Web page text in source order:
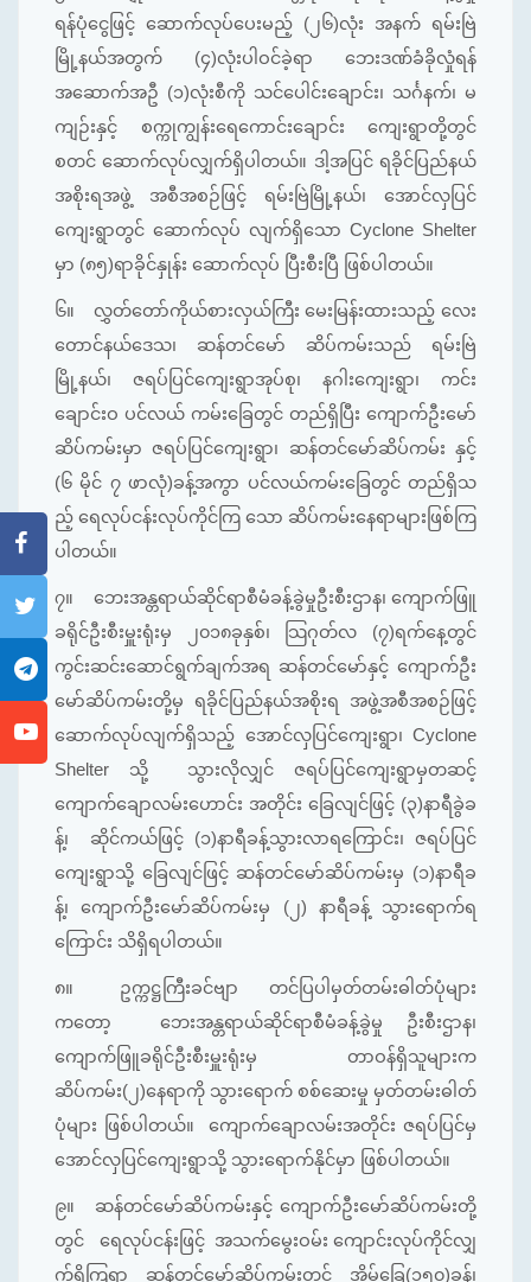
ရန်ပုံငွေဖြင့် ဆောက်လုပ်ပေးမည့် (၂၆)လုံး အနက် ရမ်းဗြဲ
မြို့နယ်အတွက် (၄)လုံးပါဝင်ခဲ့ရာ ဘေးဒဏ်ခံခိုလှုံရန်
အဆောက်အဦ (၁)လုံးစီကို သင်ပေါင်းချောင်း၊ သင်္ဂနက်၊ မ
ကျဉ်းနှင့် စက္ကုကျွန်းရေကောင်းချောင်း ကျေးရွာတို့တွင်
စတင် ဆောက်လုပ်လျှက်ရှိပါတယ်။ ဒါ့အပြင် ရခိုင်ပြည်နယ်
အစိုးရအဖွဲ့ အစီအစဉ်ဖြင့် ရမ်းဗြဲမြို့နယ်၊ အောင်လှပြင်
ကျေးရွာတွင် ဆောက်လုပ် လျက်ရှိသော Cyclone Shelter
မှာ (၈၅)ရာခိုင်နှုန်း ဆောက်လုပ် ပြီးစီးပြီ ဖြစ်ပါတယ်။
၆။
လွှတ်တော်ကိုယ်စားလှယ်ကြီး မေးမြန်းထားသည့် လေး
တောင်နယ်ဒေသ၊ ဆန်တင်မော် ဆိပ်ကမ်းသည် ရမ်းဗြဲ
မြို့နယ်၊ ဇရပ်ပြင်ကျေးရွာအုပ်စု၊ နဂါးကျေးရွာ၊ ကင်း
ချောင်းဝ ပင်လယ် ကမ်းခြေတွင် တည်ရှိပြီး ကျောက်ဦးမော်
ဆိပ်ကမ်းမှာ ဇရပ်ပြင်ကျေးရွာ၊ ဆန်တင်မော်ဆိပ်ကမ်း နှင့်
(၆ မိုင် ၇ ဖာလုံ)ခန့်အကွာ ပင်လယ်ကမ်း‌ခြေတွင် တည်ရှိသ
ည့် ရေလုပ်ငန်းလုပ်ကိုင်ကြ သော ဆိပ်ကမ်းနေရာများဖြစ်ကြ
ပါတယ်။
၇။
ဘေးအန္တရာယ်ဆိုင်ရာစီမံခန့်ခွဲမှုဦးစီးဌာန၊ ကျောက်ဖြူ
ခရိုင်ဦးစီးမှူးရုံးမှ ၂၀၁၈ခုနှစ်၊ သြဂုတ်လ (၇)ရက်နေ့တွင်
ကွင်းဆင်းဆောင်ရွက်ချက်အရ ဆန်တင်မော်နှင့် ကျောက်ဦး
မော်ဆိပ်ကမ်းတို့မှ ရခိုင်ပြည်နယ်အစိုးရ အဖွဲ့အစီအစဉ်ဖြင့်
ဆောက်လုပ်လျက်ရှိသည့် အောင်လှပြင်ကျေးရွာ၊ Cyclone
Shelter သို့ သွားလိုလျှင် ဇရပ်ပြင်ကျေးရွာမှတဆင့်
ကျောက်ချောလမ်းဟောင်း အတိုင်း ခြေလျင်ဖြင့် (၃)နာရီခွဲခ
န့်၊ ဆိုင်ကယ်ဖြင့် (၁)နာရီခန့်သွားလာရကြောင်း၊ ဇရပ်ပြင်
ကျေးရွာသို့ ခြေလျင်ဖြင့် ဆန်တင်မော်ဆိပ်ကမ်းမှ (၁)နာရီခ
န့်၊ ကျောက်ဦးမော်ဆိပ်ကမ်းမှ (၂) နာရီခန့် သွားရောက်ရ
ကြောင်း သိရှိရပါတယ်။
၈။
ဥက္ကဋ္ဌကြီးခင်ဗျာ တင်ပြပါမှတ်တမ်းဓါတ်ပုံများ
ကတော့ ဘေးအန္တရာယ်ဆိုင်ရာစီမံခန့်ခွဲမှု ဦးစီးဌာန၊
ကျောက်ဖြူခရိုင်ဦးစီးမှူးရုံးမှ တာဝန်ရှိသူများက
ဆိပ်ကမ်း(၂)နေရာကို သွားရောက် စစ်ဆေးမှု မှတ်တမ်းဓါတ်
ပုံများ ဖြစ်ပါတယ်။ ကျောက်ချောလမ်းအတိုင်း ဇရပ်ပြင်မှ
အောင်လှပြင်ကျေးရွာသို့ သွားရောက်နိုင်မှာ ဖြစ်ပါတယ်။
၉။
ဆန်တင်မော်ဆိပ်ကမ်းနှင့် ကျောက်ဦးမော်ဆိပ်ကမ်းတို့
တွင် ရေလုပ်ငန်းဖြင့် အသက်မွေးဝမ်း ကျောင်းလုပ်ကိုင်လျှ
က်ရှိကြရာ ဆန်တင်မော်ဆိပ်ကမ်းတွင် အိမ်ခြေ(၁၅၀)ခန့်၊